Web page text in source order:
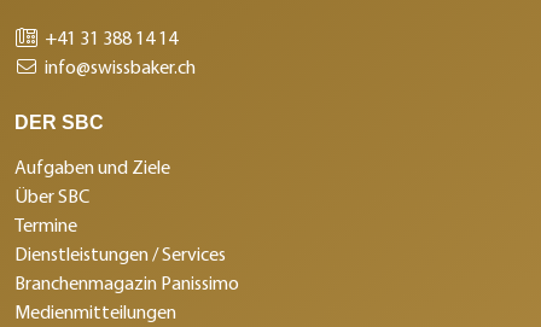
+41 31 388 14 14
info@swissbaker.ch
DER SBC
Aufgaben und Ziele
Über SBC
Termine
Dienstleistungen / Services
Branchenmagazin Panissimo
Medienmitteilungen